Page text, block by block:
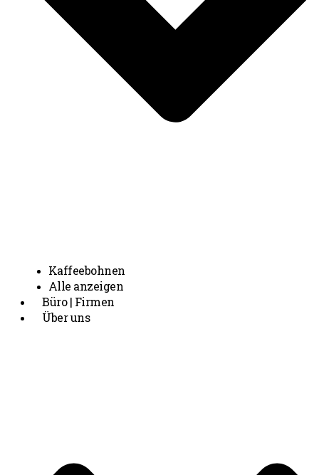
Kaffeebohnen
Alle anzeigen
Büro | Firmen
Über uns